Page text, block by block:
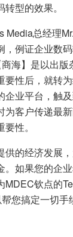
型的效果。
Media总经理
，例证企业数
海】是以出
要性后，就转
业平台，触
为客户传递最
性。
供的经济发展
。如果您的企
MDEC钦点的
您搞定一切